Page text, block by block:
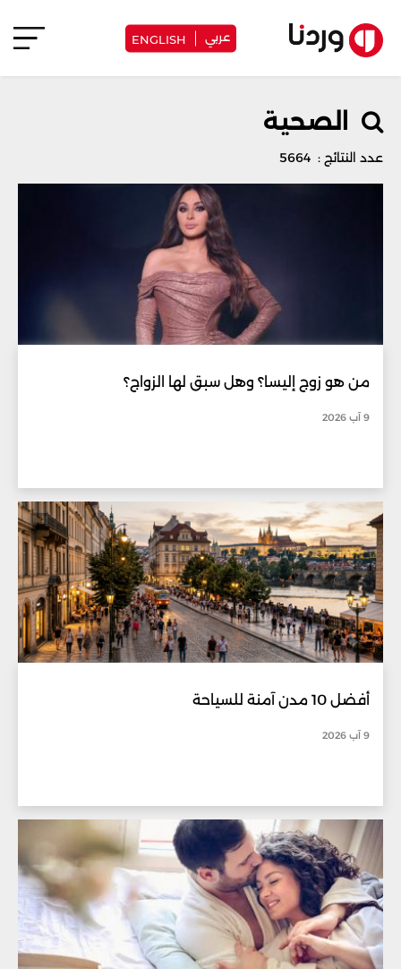
عربي ENGLISH
الصحية
عدد النتائج : 5664
من هو زوج إليسا؟ وهل سبق لها الزواج؟
9 آب 2026
أفضل 10 مدن آمنة للسياحة
9 آب 2026